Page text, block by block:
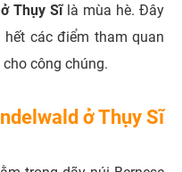
Thụy Sĩlà mùa hè. Đây
các điểm tham quan
công chúng.
ở Thụy Sĩ